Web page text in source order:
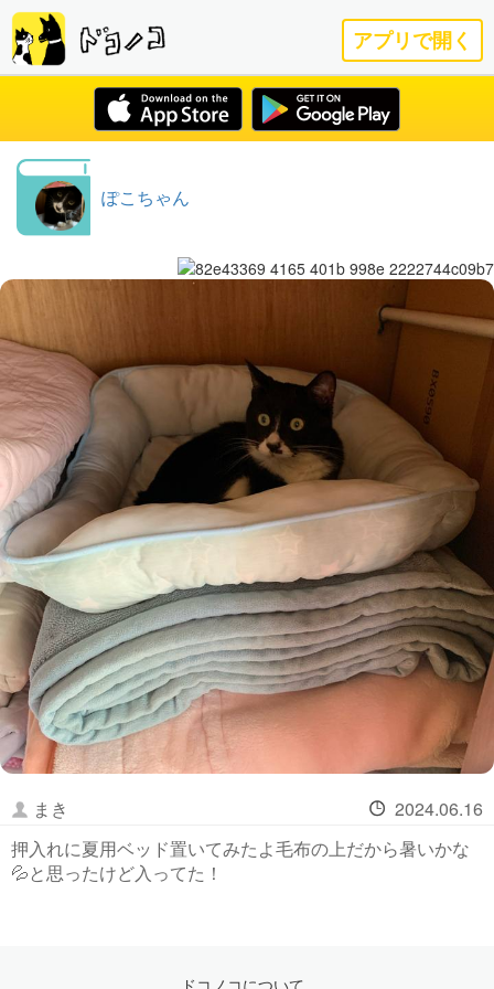
アプリで開く
ぽこちゃん
まき
2024.06.16
押入れに夏用ベッド置いてみたよ毛布の上だから暑いかな
💦と思ったけど入ってた！